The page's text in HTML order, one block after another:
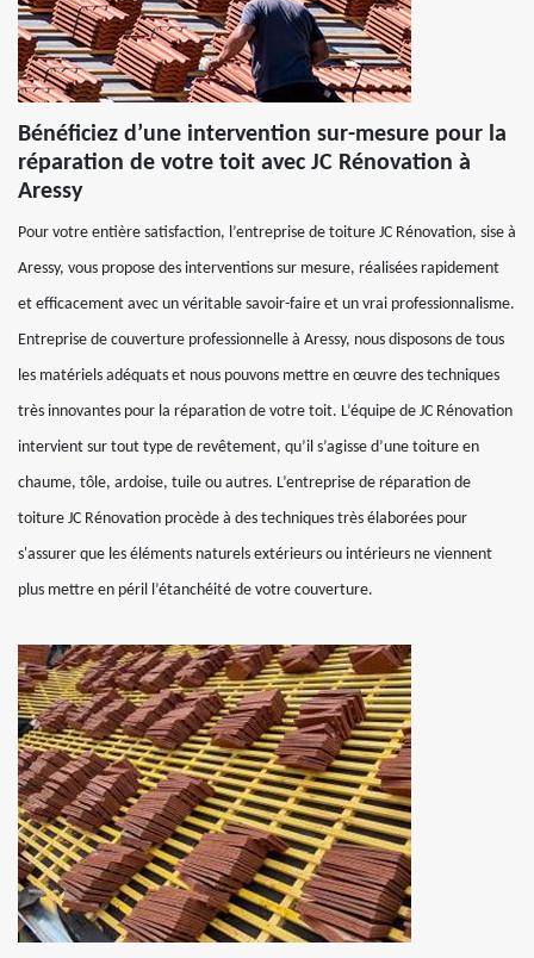
Bénéficiez d’une intervention sur-mesure pour la
réparation de votre toit avec JC Rénovation à
Aressy
Pour votre entière satisfaction, l’entreprise de toiture JC Rénovation, sise à
Aressy, vous propose des interventions sur mesure, réalisées rapidement
et efficacement avec un véritable savoir-faire et un vrai professionnalisme.
Entreprise de couverture professionnelle à Aressy, nous disposons de tous
les matériels adéquats et nous pouvons mettre en œuvre des techniques
très innovantes pour la réparation de votre toit. L’équipe de JC Rénovation
intervient sur tout type de revêtement, qu’il s’agisse d’une toiture en
chaume, tôle, ardoise, tuile ou autres. L’entreprise de réparation de
toiture JC Rénovation procède à des techniques très élaborées pour
s'assurer que les éléments naturels extérieurs ou intérieurs ne viennent
plus mettre en péril l’étanchéité de votre couverture.